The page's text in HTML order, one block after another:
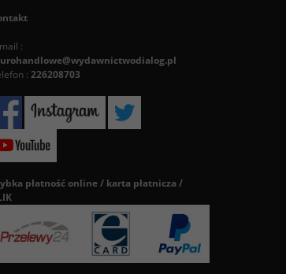
:
: 226208703
płatność online / karta płatnicza /